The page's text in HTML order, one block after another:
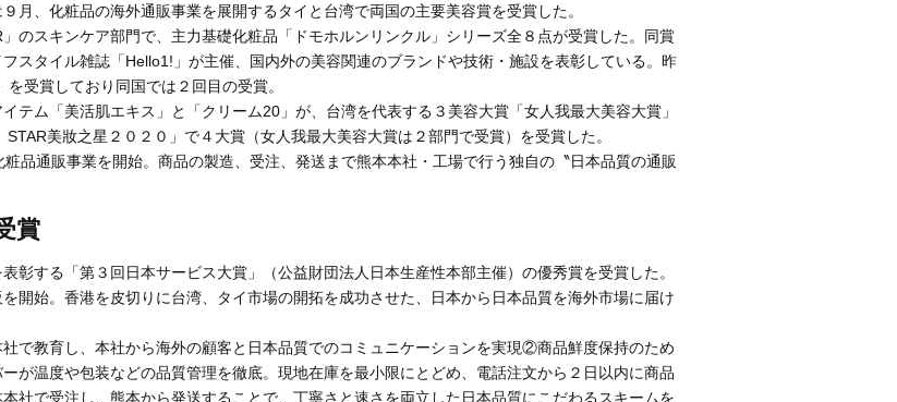
月、化粧品の海外通販事業を展開するタイと台湾で両国の主要美容賞を受賞した。
のスキンケア部門で、主力基礎化粧品「ドモホルンリンクル」シリーズ全８点が受賞した。同賞
スタイル雑誌「Hello1!」が主催、国内外の美容関連のブランドや技術・施設を表彰している。昨
受賞しており同国では２回目の受賞。
テム「美活肌エキス」と「クリーム20」が、台湾を代表する３美容大賞「女人我最大美容大賞」
美妝之星２０２０」で４大賞（女人我最大美容大賞は２部門で受賞）を受賞した。
品通販事業を開始。商品の製造、受注、発送まで熊本本社・工場で行う独自の〝日本品質の通販
賞
彰する「第３回日本サービス大賞」（公益財団法人日本生産性本部主催）の優秀賞を受賞した。
開始。香港を皮切りに台湾、タイ市場の開拓を成功させた、日本から日本品質を海外市場に届け
で教育し、本社から海外の顧客と日本品質でのコミュニケーションを実現②商品鮮度保持のため
が温度や包装などの品質管理を徹底。現地在庫を最小限にとどめ、電話注文から２日以内に商品
社で受注し、熊本から発送することで、丁寧さと速さを両立した日本品質にこだわるスキームを